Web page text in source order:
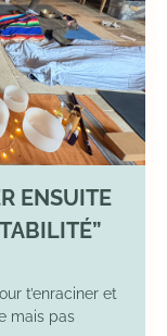
ENSUITE
t’enraciner et
mais pas